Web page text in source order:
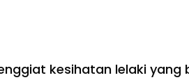
kesihatan lelaki